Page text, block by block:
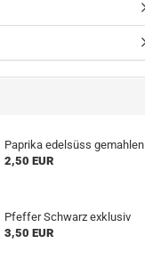
Paprika edelsüss gemahlen
2,50 EUR
Pfeffer Schwarz exklusiv
3,50 EUR